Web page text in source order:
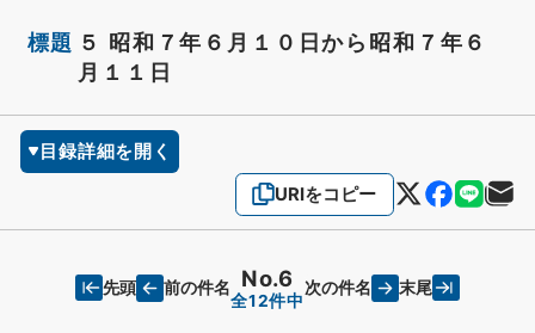
標題 ５ 昭和７年６月１０日から昭和７年６
月１１日
目録詳細を開く
URIをコピー
先頭 前の件名 No.6
全12件中
次の件名 末尾